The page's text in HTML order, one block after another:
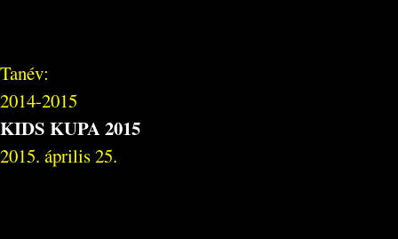
Tanév:
2014-2015
KIDS KUPA 2015
2015. április 25.